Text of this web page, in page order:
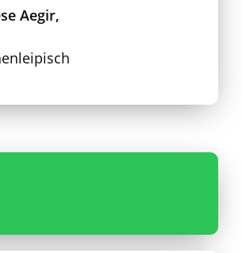
Aegir,